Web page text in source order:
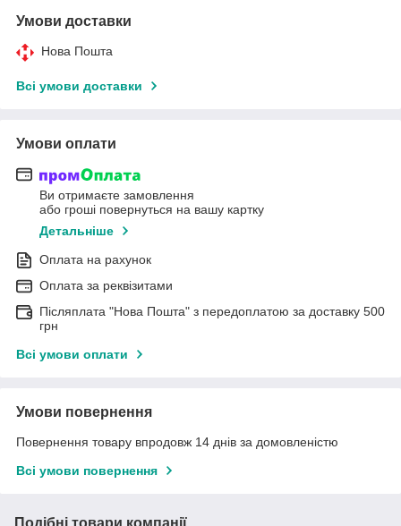
Умови доставки
Нова Пошта
Всі умови доставки
Умови оплати
Ви отримаєте замовлення
або гроші повернуться на вашу картку
Детальніше
Оплата на рахунок
Оплата за реквізитами
Післяплата "Нова Пошта" з передоплатою за доставку 500
грн
Всі умови оплати
Умови повернення
Повернення товару впродовж 14 днів за домовленістю
Всі умови повернення